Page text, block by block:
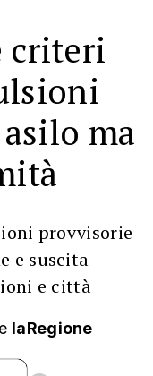
criteri
ma
provvisorie
e suscita
e città
laRegione